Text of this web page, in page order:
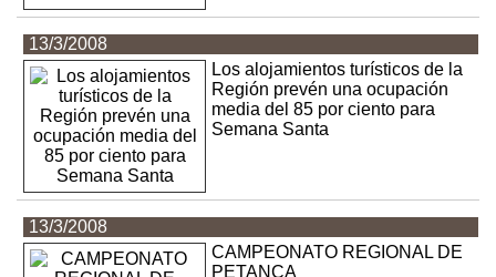
13/3/2008
Los alojamientos turísticos de la
Región prevén una ocupación
media del 85 por ciento para
Semana Santa
13/3/2008
CAMPEONATO REGIONAL DE
PETANCA